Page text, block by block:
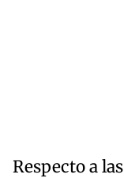
Respecto a